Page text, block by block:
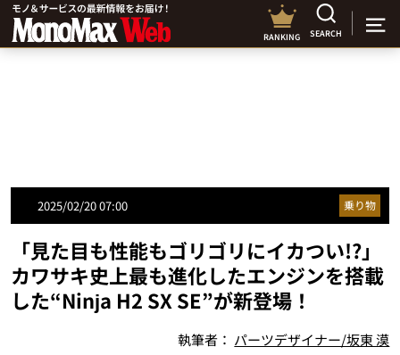
RANKING SEARCH
2025/02/20 07:00 乗り物
「見た目も性能もゴリゴリにイカつい!?」
カワサキ史上最も進化したエンジンを搭載
した“Ninja H2 SX SE”が新登場！
執筆者： パーツデザイナー/坂東 漠